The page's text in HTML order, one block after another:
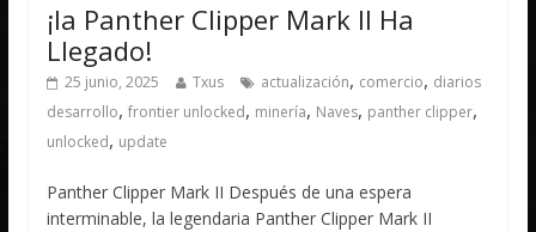
¡la Panther Clipper Mark II Ha
Llegado!
25 junio, 2025 Txus actualización, comercio, diarios
desarrollo,frontier unlocked, minería, Naves, panther clipper,
unlocked, update
Panther Clipper Mark II Después de una espera
interminable, la legendaria Panther Clipper Mark II